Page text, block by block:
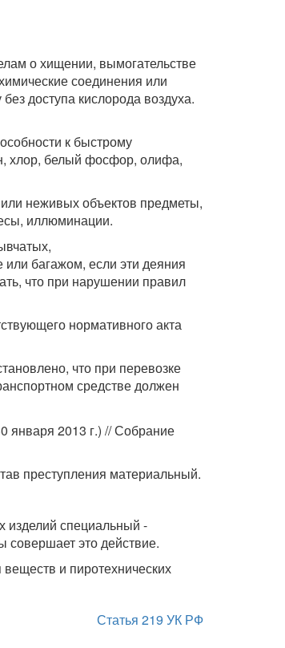
о хищении, вымогательстве
соединения или
доступа кислорода воздуха.
к быстрому
хлор, белый фосфор, олифа,
неживых объектов предметы,
иллюминации.
багажом, если эти деяния
что при нарушении правил
нормативного акта
что при перевозке
средстве должен
января 2013 г.) // Собрание
преступления материальный.
изделий специальный -
совершает это действие.
и пиротехнических
Статья 219 УК РФ